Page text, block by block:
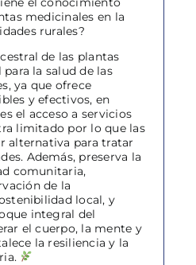
medicinales en la
rurales?
de las plantas
la salud de las
ya que ofrece
y efectivos, en
el acceso a servicios
limitado por lo que las
alternativa para tratar
Además, preserva la
comunitaria,
de la
local, y
integral del
el cuerpo, la mente y
la resiliencia y la